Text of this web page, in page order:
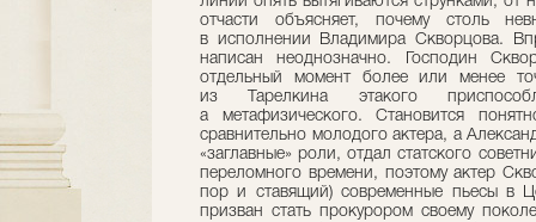
отчасти объясняет, почему столь
в исполнении Владимира Скворцова.
написан неоднозначно. Господин
отдельный момент более или менее
из Тарелкина этакого
а метафизического. Становится
сравнительно молодого актера, а
«заглавные» роли, отдал статского
переломного времени, поэтому актер
пор и ставящий) современные пьесы в
призван стать прокурором своему